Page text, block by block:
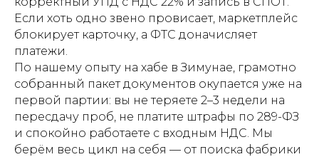
Если хоть одно звено провисает, маркетплейс
блокирует карточку, а ФТС доначисляет
платежи.
По нашему опыту на хабе в Зимунае, грамотно
собранный пакет документов окупается уже на
первой партии: вы не теряете 2–3 недели на
пересдачу проб, не платите штрафы по 289-ФЗ
и спокойно работаете с входным НДС. Мы
берём весь цикл на себя — от поиска фабрики